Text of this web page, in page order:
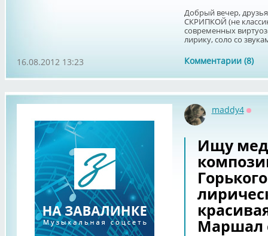
Добрый вечер,
СКРИПКОЙ (не
современных
лирику, соло со
Комментарии (8)
16.08.2012 13:23
maddy4
Ищу
Маршал